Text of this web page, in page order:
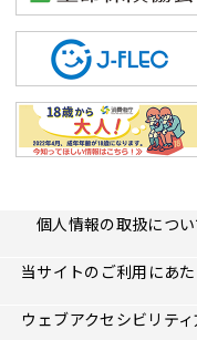
個人情報の取扱につい
当サイトのご利用にあた
ウェブアクセシビリテ